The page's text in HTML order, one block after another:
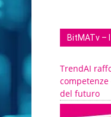
BitMATv –
TrendAI
del futuro